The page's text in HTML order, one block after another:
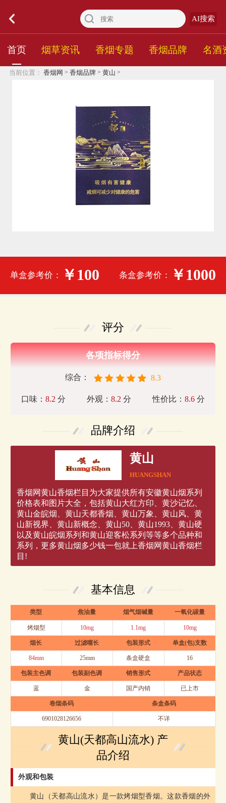
AI搜索
首页 烟草资讯 香烟专题 香烟品牌 名酒
当前位置： 香烟网 > 香烟品牌 > 黄山 >
单盒参考价： ￥100 条盒参考价： ￥1000
评分
各项指标得分
综合： 8.3
口味： 8.2 分 外观： 8.2 分 性价比：8.6 分
品牌介绍
黄山
HUANGSHAN
香烟网黄山香烟栏目为大家提供所有安徽黄山烟系列
价格表和图片大全，包括黄山大红方印、黄沙记忆、
黄山金皖烟、黄山天都香烟、黄山万象、黄山风、黄
山新视界、黄山新概念、黄山50、黄山1993、黄山硬
以及黄山皖烟系列和黄山迎客松系列等等多个品种和
系列，更多黄山烟多少钱一包就上香烟网黄山香烟栏
目!
基本信息
类型 焦油量 烟气烟碱量 一氧化碳量
烤烟型 10mg 1.1mg 10mg
烟长 过滤嘴长 包装形式 单盒(包)支数
84mm 25mm 条盒硬盒 16
包装主色调 包装副色调 销售形式 产品状态
蓝 金 国产内销 已上市
卷烟条码 条盒条码
6901028126656 不详
黄山(天都高山流水) 产
品介绍
外观和包装
黄山（天都高山流水）是一款烤烟型香烟。这款香烟的外